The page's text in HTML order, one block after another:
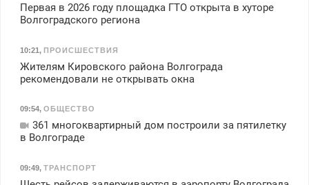
Первая в 2026 году площадка ГТО открыта в хуторе
Волгоградского региона
10:21, ПРОИСШЕСТВИЯ
Жителям Кировского района Волгограда
рекомендовали не открывать окна
09:54, ОБЩЕСТВО
361 многоквартирный дом построили за пятилетку
в Волгограде
09:49, ТРАНСПОРТ